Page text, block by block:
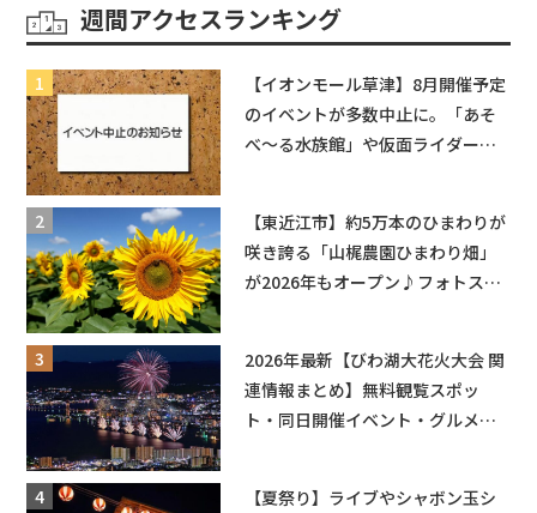
週間アクセスランキング
【イオンモール草津】8月開催予定
のイベントが多数中止に。「あそ
べ〜る水族館」や仮面ライダーシ
【東近江市】約5万本のひまわりが
咲き誇る「山梶農園ひまわり畑」
が2026年もオープン♪フォトスポ
2026年最新【びわ湖大花火大会 関
連情報まとめ】無料観覧スポッ
ト・同日開催イベント・グルメマ
【夏祭り】ライブやシャボン玉シ